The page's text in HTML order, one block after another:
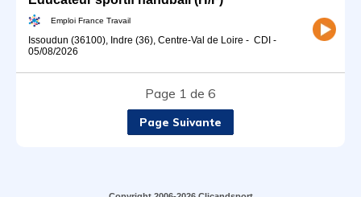
Emploi France Travail
Issoudun (36100), Indre (36), Centre-Val de Loire - CDI -
05/08/2026
Page 1 de 6
Page Suivante